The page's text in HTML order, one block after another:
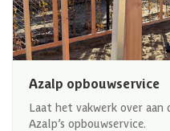
Azalp opbouwservice
Laat het vakwerk over aan
Azalp’s opbouwservice.